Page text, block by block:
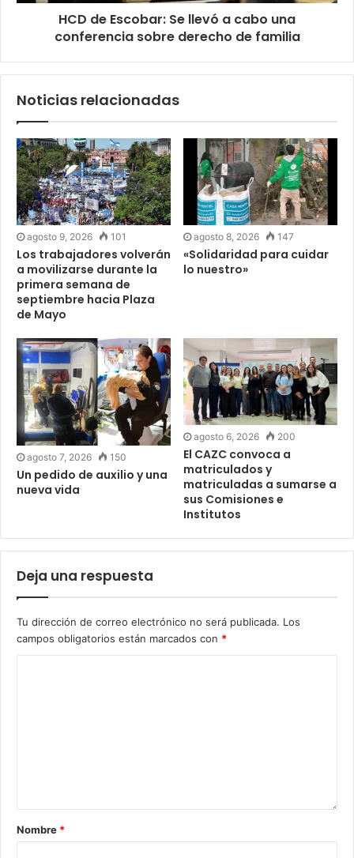
HCD de Escobar: Se llevó a cabo una
conferencia sobre derecho de familia
Noticias relacionadas
agosto 9, 2026 101
Los trabajadores volverán
a movilizarse durante la
primera semana de
septiembre hacia Plaza
de Mayo
agosto 8, 2026 147
«Solidaridad para cuidar
lo nuestro»
agosto 7, 2026 150
Un pedido de auxilio y una
nueva vida
agosto 6, 2026 200
El CAZC convoca a
matriculados y
matriculadas a sumarse a
sus Comisiones e
Institutos
Deja una respuesta
Tu dirección de correo electrónico no será publicada. Los
campos obligatorios están marcados con *
Nombre *